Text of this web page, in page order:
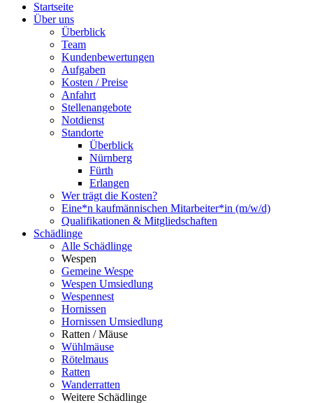
Startseite
Über uns
Überblick
Team
Kundenbewertungen
Aufgaben
Kosten / Preise
Anfahrt
Stellenangebote
Notdienst
Standorte
Überblick
Nürnberg
Fürth
Erlangen
Wer trägt die Kosten?
Eine*n kaufmännischen Mitarbeiter*in (m/w/d)
Qualifikationen & Mitgliedschaften
Schädlinge
Alle Schädlinge
Wespen
Gemeine Wespe
Wespen Umsiedlung
Wespennest
Hornissen
Hornissen Umsiedlung
Ratten / Mäuse
Wühlmäuse
Rötelmaus
Ratten
Wanderratten
Weitere Schädlinge